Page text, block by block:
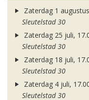
Zaterdag 1
Sleutelstad 30
Zaterdag 25 juli,
Sleutelstad 30
Zaterdag 18 juli,
Sleutelstad 30
Zaterdag 4 juli,
Sleutelstad 30